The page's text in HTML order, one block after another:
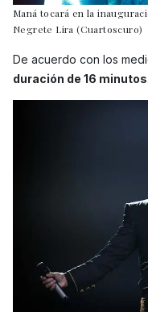
Maná tocará en la
Negrete Lira (Cuartoscuro)
De acuerdo con los
duración de 16 minutos